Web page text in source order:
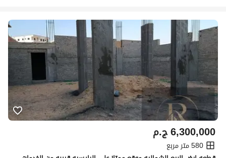
ج.م6,300,000
580 متر مربع